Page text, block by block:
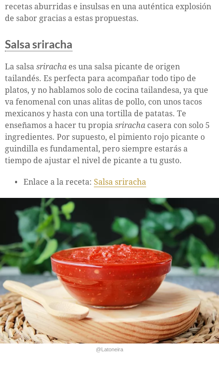
recetas aburridas e insulsas en una auténtica explosión
de sabor gracias a estas propuestas.
Salsa sriracha
La salsa sriracha es una salsa picante de origen
tailandés. Es perfecta para acompañar todo tipo de
platos, y no hablamos solo de cocina tailandesa, ya que
va fenomenal con unas alitas de pollo, con unos tacos
mexicanos y hasta con una tortilla de patatas. Te
enseñamos a hacer tu propia sriracha casera con solo 5
ingredientes. Por supuesto, el pimiento rojo picante o
guindilla es fundamental, pero siempre estarás a
tiempo de ajustar el nivel de picante a tu gusto.
Enlace a la receta: Salsa sriracha
@Latoneira